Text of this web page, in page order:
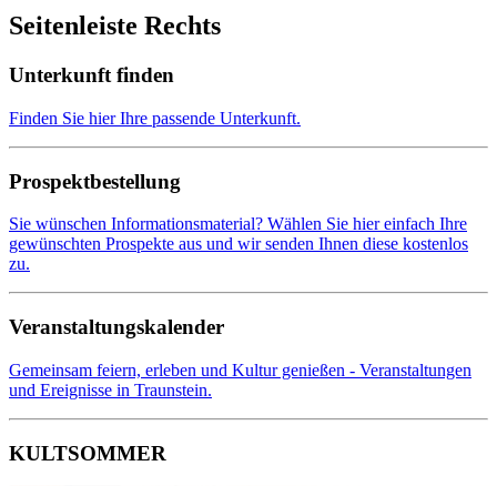
Seitenleiste Rechts
Unterkunft finden
Finden Sie hier Ihre passende Unterkunft.
Prospektbestellung
Sie wünschen Informationsmaterial? Wählen Sie hier einfach Ihre
gewünschten Prospekte aus und wir senden Ihnen diese kostenlos
zu.
Veranstaltungskalender
Gemeinsam feiern, erleben und Kultur genießen - Veranstaltungen
und Ereignisse in Traunstein.
KULTSOMMER